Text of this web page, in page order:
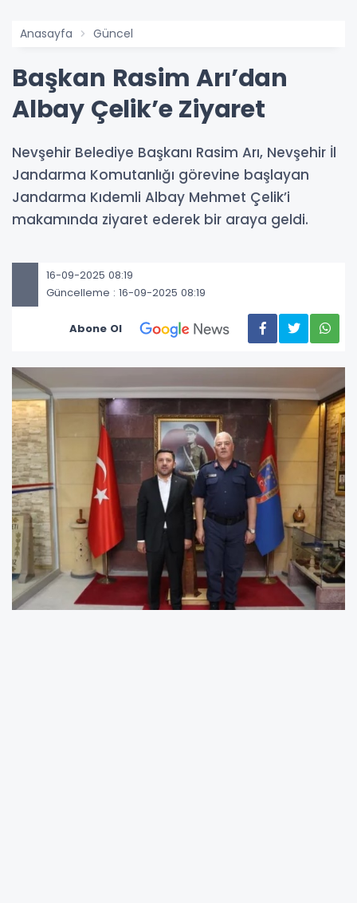
Anasayfa Güncel
Başkan Rasim Arı’dan
Albay Çelik’e Ziyaret
Nevşehir Belediye Başkanı Rasim Arı, Nevşehir İl
Jandarma Komutanlığı görevine başlayan
Jandarma Kıdemli Albay Mehmet Çelik’i
makamında ziyaret ederek bir araya geldi.
16-09-2025 08:19
Güncelleme : 16-09-2025 08:19
Abone Ol